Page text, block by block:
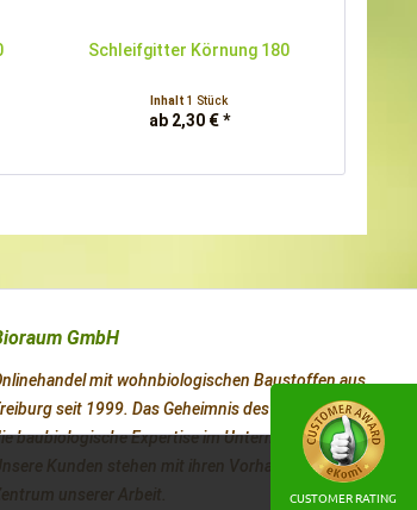
Schleifgitter Körnung 180
Inhalt1 Stück
ab 2,30 € *
GmbH
mit wohnbiologischen Baustoffen aus
seit 1999. Das Geheimnis des Erfolges ist
baubiologische Expertise im Unternehmen.
Kunden stehen mit ihren Vorhaben im
unserer Arbeit.
CUSTOMER RATING